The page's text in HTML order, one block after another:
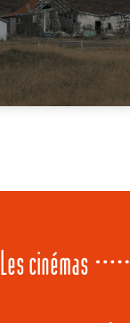
Les cinémas